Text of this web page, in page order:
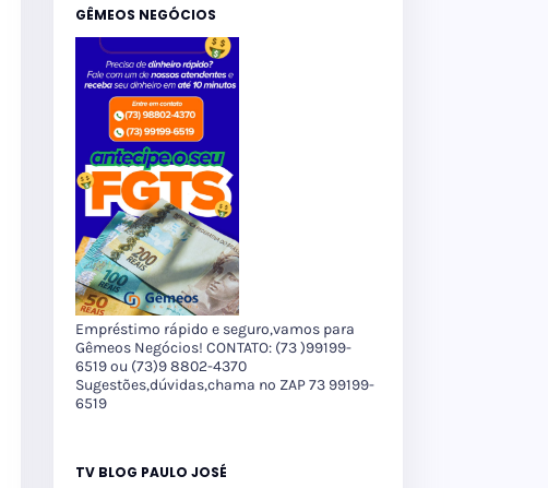
GÊMEOS NEGÓCIOS
Empréstimo rápido e seguro,vamos para
Gêmeos Negócios! CONTATO: (73 )99199-
6519 ou (73)9 8802-4370
Sugestões,dúvidas,chama no ZAP 73 99199-
6519
TV BLOG PAULO JOSÉ